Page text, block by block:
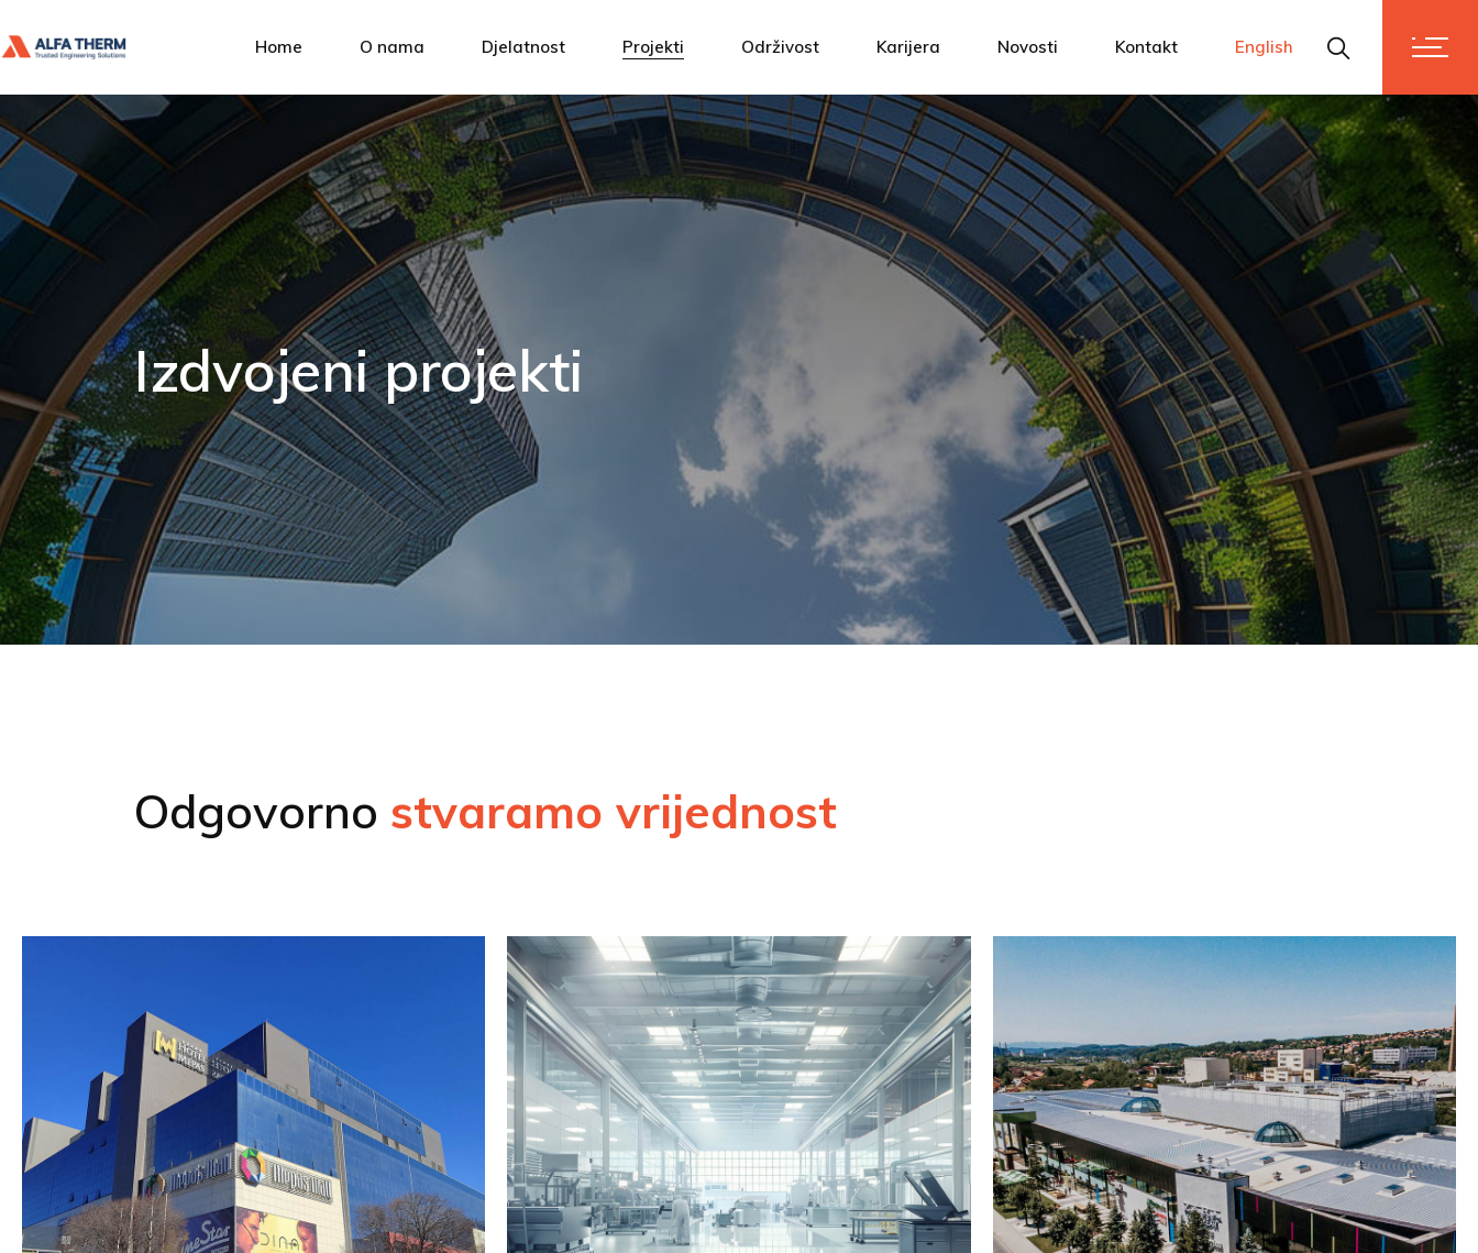
Home O nama
Alfa Therm
Upravljanje kvalitetom
Društvena odgovornost
Naši klijenti
Djelatnost
Projektna rješenja
Izvođenje radova
Automatika
Servis i održavanje
Projekti Održivost Karijera
ATH Tim
Povezani vrijednostima
Prijavi se!
Novosti Kontakt English
Alfa Therm
Društvena odgovornost
Naši klijenti
Projektna rješenja
Automatika
Servis i održavanje
Upravljanje energijom
ATH Tim
Prijavi se!
Izdvojeni projekti
Odgovorno stvaramo vrijednost